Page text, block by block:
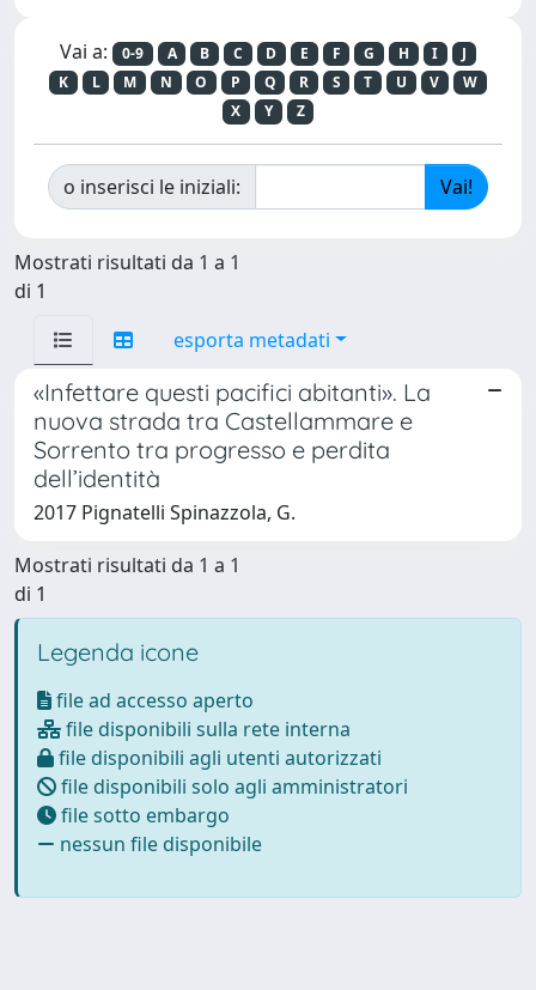
Vai a: 0-9 A B C D E F G H I
J
K
L M N O P Q R S T U V
W
X
Y Z
o inserisci le iniziali:
Mostrati risultati da 1 a 1
di 1
esporta metadati
«Infettare questi pacifici abitanti». La
nuova strada tra Castellammare e
Sorrento tra progresso e perdita
dell’identità
2017 Pignatelli Spinazzola, G.
Mostrati risultati da 1 a 1
di 1
Legenda icone
file ad accesso aperto
file disponibili sulla rete interna
file disponibili agli utenti autorizzati
file disponibili solo agli amministratori
file sotto embargo
nessun file disponibile